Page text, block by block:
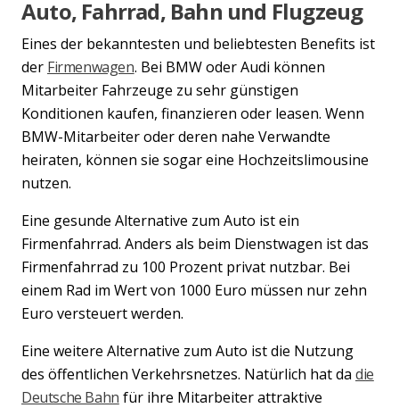
Auto, Fahrrad, Bahn und Flugzeug
Eines der bekanntesten und beliebtesten Benefits ist
der Firmenwagen. Bei BMW oder Audi können
Mitarbeiter Fahrzeuge zu sehr günstigen
Konditionen kaufen, finanzieren oder leasen. Wenn
BMW-Mitarbeiter oder deren nahe Verwandte
heiraten, können sie sogar eine Hochzeitslimousine
nutzen.
Eine gesunde Alternative zum Auto ist ein
Firmenfahrrad. Anders als beim Dienstwagen ist das
Firmenfahrrad zu 100 Prozent privat nutzbar. Bei
einem Rad im Wert von 1000 Euro müssen nur zehn
Euro versteuert werden.
Eine weitere Alternative zum Auto ist die Nutzung
des öffentlichen Verkehrsnetzes. Natürlich hat da die
Deutsche Bahn für ihre Mitarbeiter attraktive